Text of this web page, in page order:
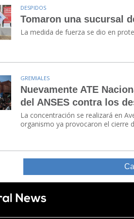
DESPIDOS
Tomaron una sucursal
La medida de fuerza se dio en
GREMIALES
Nuevamente ATE
del ANSES contra los
La concentración se realizará en
organismo ya provocaron el cierre